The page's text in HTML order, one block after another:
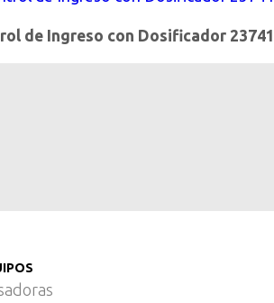
Ingreso con Dosificador 23741